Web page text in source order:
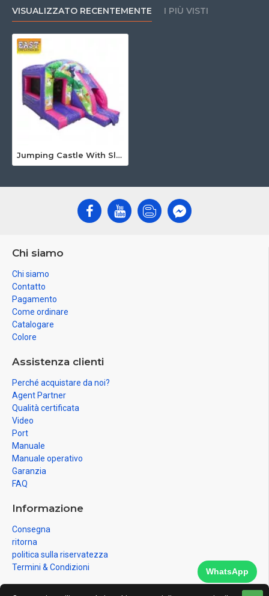
VISUALIZZATO RECENTEMENTE I PIÙ VISTI
Jumping Castle With Slide
Chi siamo
Chi siamo
Contatto
Pagamento
Come ordinare
Catalogare
Colore
Assistenza clienti
Perché acquistare da noi?
Agent Partner
Qualità certificata
Video
Port
Manuale
Manuale operativo
Garanzia
FAQ
Informazione
Consegna
ritorna
politica sulla riservatezza
Termini & Condizioni
WhatsApp